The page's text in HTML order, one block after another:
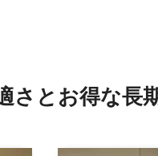
さ⁠とお⁠得⁠な長⁠